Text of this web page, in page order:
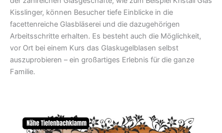
Kisslinger, können Besucher tiefe Einblicke in die
facettenreiche Glasbläserei und die dazugehörigen
Arbeitsschritte erhalten. Es besteht auch die Möglichkeit,
vor Ort bei einem Kurs das Glaskugelblasen selbst
auszuprobieren – ein großartiges Erlebnis für die ganze
Familie.